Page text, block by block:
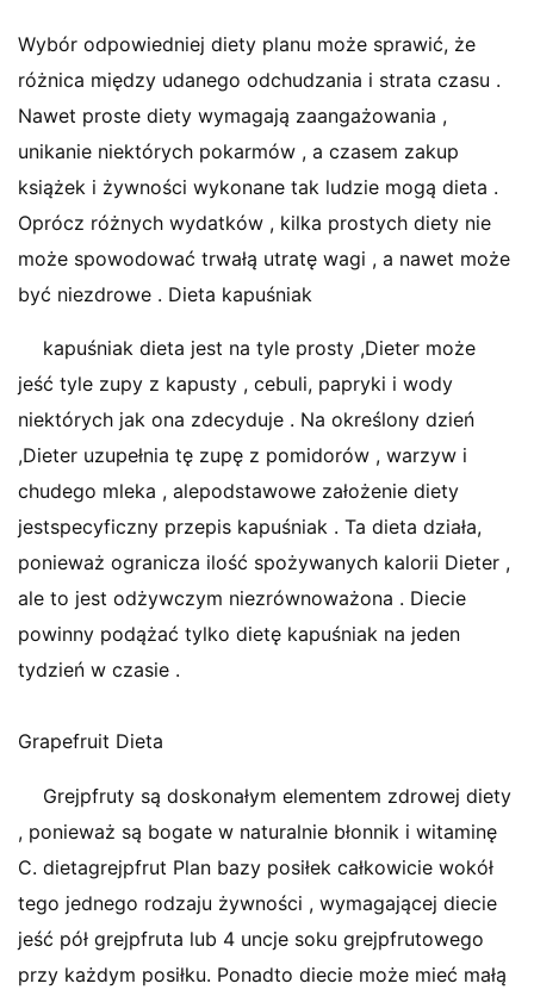
Wybór odpowiedniej diety planu może sprawić, że
różnica między udanego odchudzania i strata czasu .
Nawet proste diety wymagają zaangażowania ,
unikanie niektórych pokarmów , a czasem zakup
książek i żywności wykonane tak ludzie mogą dieta .
Oprócz różnych wydatków , kilka prostych diety nie
może spowodować trwałą utratę wagi , a nawet może
być niezdrowe . Dieta kapuśniak
kapuśniak dieta jest na tyle prosty ,Dieter może
jeść tyle zupy z kapusty , cebuli, papryki i wody
niektórych jak ona zdecyduje . Na określony dzień
,Dieter uzupełnia tę zupę z pomidorów , warzyw i
chudego mleka , alepodstawowe założenie diety
jestspecyficzny przepis kapuśniak . Ta dieta działa,
ponieważ ogranicza ilość spożywanych kalorii Dieter ,
ale to jest odżywczym niezrównoważona . Diecie
powinny podążać tylko dietę kapuśniak na jeden
tydzień w czasie .
Grapefruit Dieta
Grejpfruty są doskonałym elementem zdrowej diety
, ponieważ są bogate w naturalnie błonnik i witaminę
C. dietagrejpfrut Plan bazy posiłek całkowicie wokół
tego jednego rodzaju żywności , wymagającej diecie
jeść pół grejpfruta lub 4 uncje soku grejpfrutowego
przy każdym posiłku. Ponadto diecie może mieć małą